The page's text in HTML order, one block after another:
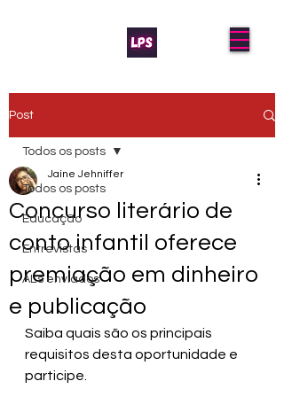
Post
Todos os posts
Educação
Entrevistas
AL's enviados
Todos os posts
Concurso literário de
conto infantil oferece
premiação em dinheiro
e publicação
Jaíne Jehniffer
Saiba quais são os principais
requisitos desta oportunidade e
participe.